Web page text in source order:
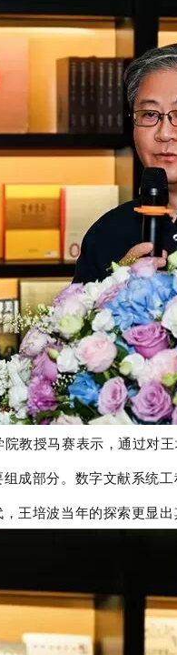
教授马赛表示，通过对
成部分。数字文献系统
王培波当年的探索更显出